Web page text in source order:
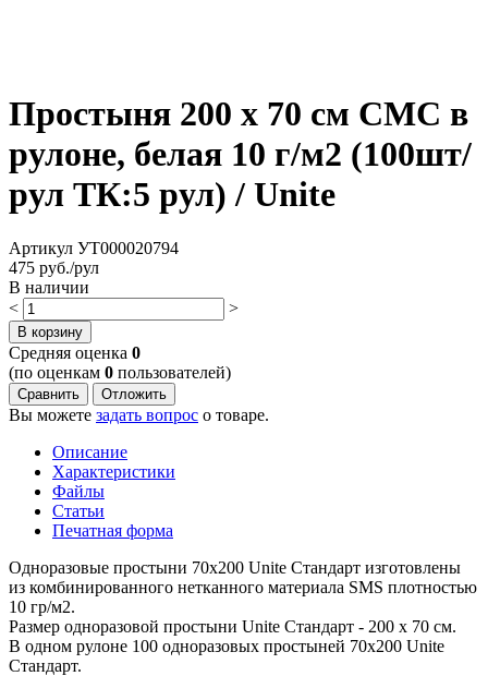
Простыня 200 х 70 см СМС в
рулоне, белая 10 г/м2 (100шт/
рул ТК:5 рул) / Unite
Артикул УТ000020794
475 руб./рул
В наличии
<
>
В корзину
Cредняя оценка 0
(по оценкам 0 пользователей)
Сравнить Отложить
Вы можете задать вопрос о товаре.
Описание
Характеристики
Файлы
Статьи
Печатная форма
Одноразовые простыни 70х200 Unite Стандарт изготовлены
из комбинированного нетканного материала SMS плотностью
10 гр/м2.
Размер одноразовой простыни Unite Стандарт - 200 х 70 см.
В одном рулоне 100 одноразовых простыней 70х200 Unite
Стандарт.